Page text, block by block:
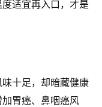
适宜再入口，才是
十足，却暗藏健康
胃癌、鼻咽癌风